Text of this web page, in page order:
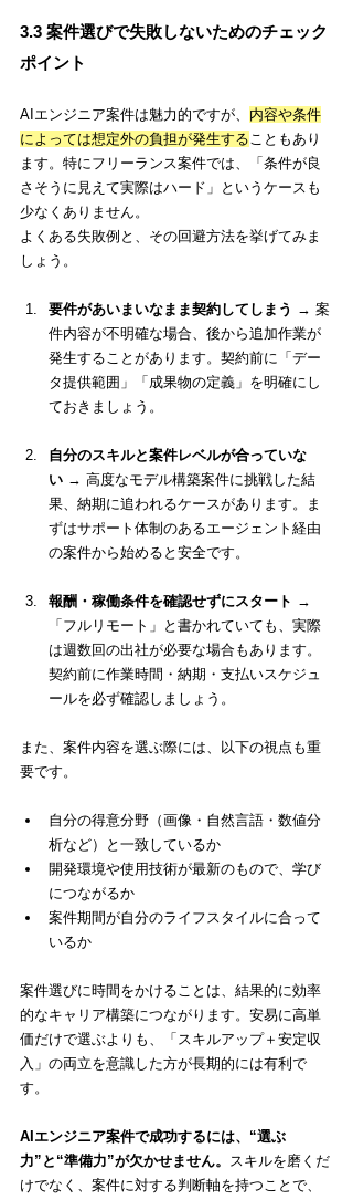
3.3 案件選びで失敗しないためのチェック
ポイント
AIエンジニア案件は魅力的ですが、 内容や条件
によっては想定外の負担が発生することもあり
ます。特にフリーランス案件では、「条件が良
さそうに見えて実際はハード」というケースも
少なくありません。
よくある失敗例と、その回避方法を挙げてみま
しょう。
要件があいまいなまま契約してしまう → 案
件内容が不明確な場合、後から追加作業が
発生することがあります。契約前に「デー
タ提供範囲」「成果物の定義」を明確にし
ておきましょう。
自分のスキルと案件レベルが合っていな
い → 高度なモデル構築案件に挑戦した結
果、納期に追われるケースがあります。ま
ずはサポート体制のあるエージェント経由
の案件から始めると安全です。
報酬・稼働条件を確認せずにスタート →
「フルリモート」と書かれていても、実際
は週数回の出社が必要な場合もあります。
契約前に作業時間・納期・支払いスケジュ
ールを必ず確認しましょう。
また、案件内容を選ぶ際には、以下の視点も重
要です。
自分の得意分野（画像・自然言語・数値分
析など）と一致しているか
開発環境や使用技術が最新のもので、学び
につながるか
案件期間が自分のライフスタイルに合って
いるか
案件選びに時間をかけることは、結果的に効率
的なキャリア構築につながります。安易に高単
価だけで選ぶよりも、「スキルアップ＋安定収
入」の両立を意識した方が長期的には有利で
す。
AIエンジニア案件で成功するには、“選ぶ
力”と“準備力”が欠かせません。 スキルを磨くだ
けでなく、案件に対する判断軸を持つことで、